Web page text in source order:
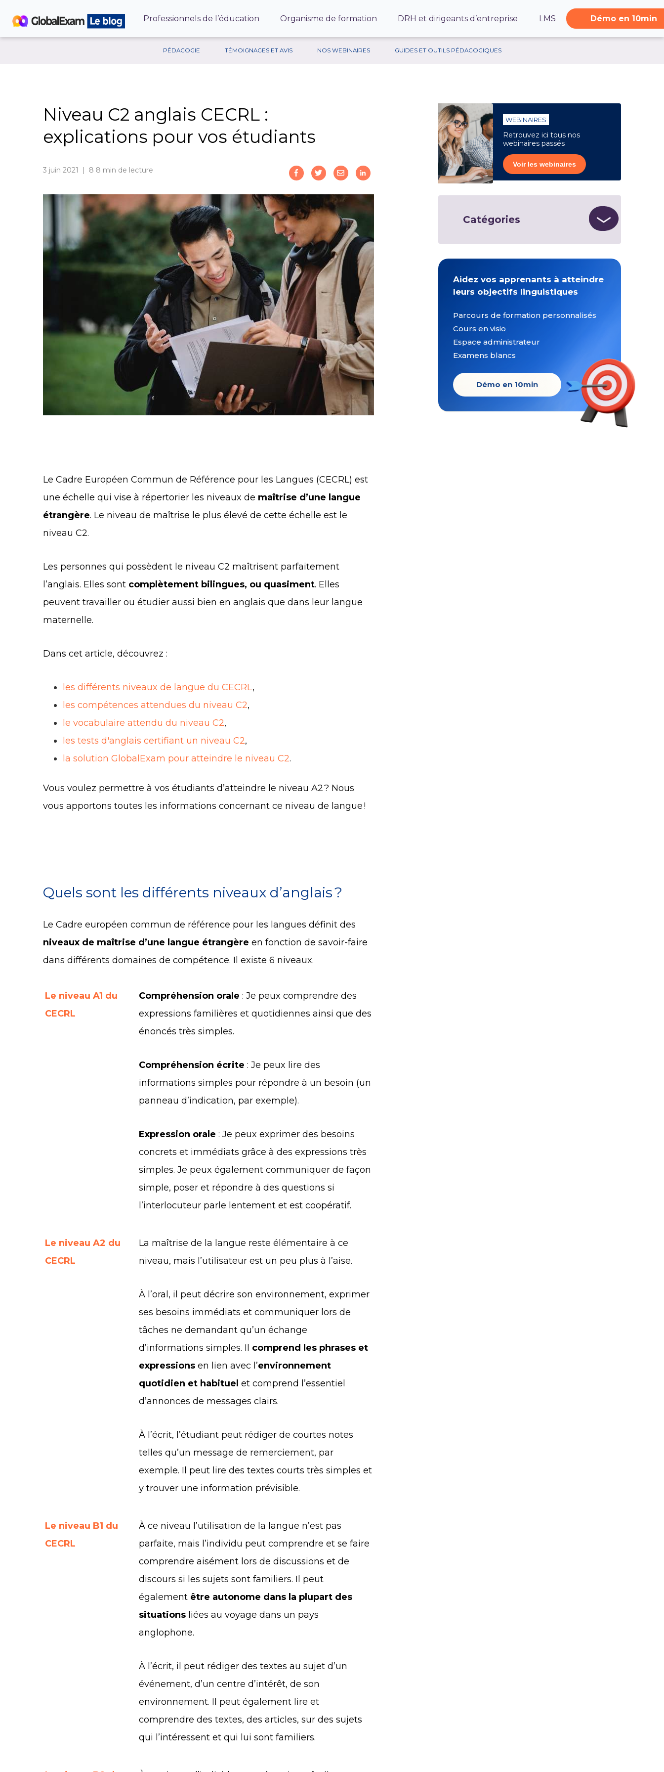
Professionnels de l’éducation Organisme de formation DRH et dirigeants d’entreprise LMS Démo en 10min
PÉDAGOGIE TÉMOIGNAGES ET AVIS NOS WEBINAIRES GUIDES ET OUTILS PÉDAGOGIQUES
Niveau C2 anglais CECRL :
explications pour vos étudiants
3 juin 2021 | 8 8 min de lecture
Le Cadre Européen Commun de Référence pour les Langues (CECRL) est
une échelle qui vise à répertorier les niveaux de maîtrise d’une langue
étrangère. Le niveau de maîtrise le plus élevé de cette échelle est le
niveau C2.
Les personnes qui possèdent le niveau C2 maîtrisent parfaitement
l’anglais. Elles sont complètement bilingues, ou quasiment. Elles
peuvent travailler ou étudier aussi bien en anglais que dans leur langue
maternelle.
Dans cet article, découvrez :
les différents niveaux de langue du CECRL,
les compétences attendues du niveau C2,
le vocabulaire attendu du niveau C2,
les tests d'anglais certifiant un niveau C2,
la solution GlobalExam pour atteindre le niveau C2.
Vous voulez permettre à vos étudiants d’atteindre le niveau A2 ? Nous
vous apportons toutes les informations concernant ce niveau de langue !
Quels sont les différents niveaux d’anglais ?
Le Cadre européen commun de référence pour les langues définit des
niveaux de maîtrise d’une langue étrangère en fonction de savoir-faire
dans différents domaines de compétence. Il existe 6 niveaux.
Le niveau A1 du
CECRL
Compréhension orale : Je peux comprendre des
expressions familières et quotidiennes ainsi que des
énoncés très simples.
Compréhension écrite : Je peux lire des
informations simples pour répondre à un besoin (un
panneau d’indication, par exemple).
Expression orale : Je peux exprimer des besoins
concrets et immédiats grâce à des expressions très
simples. Je peux également communiquer de façon
simple, poser et répondre à des questions si
l’interlocuteur parle lentement et est coopératif.
Le niveau A2 du
CECRL
La maîtrise de la langue reste élémentaire à ce
niveau, mais l’utilisateur est un peu plus à l’aise.
À l’oral, il peut décrire son environnement, exprimer
ses besoins immédiats et communiquer lors de
tâches ne demandant qu’un échange
d’informations simples. Il comprend les phrases et
expressions en lien avec l’environnement
quotidien et habituel et comprend l’essentiel
d’annonces de messages clairs.
À l’écrit, l’étudiant peut rédiger de courtes notes
telles qu’un message de remerciement, par
exemple. Il peut lire des textes courts très simples et
y trouver une information prévisible.
Le niveau B1 du
CECRL
À ce niveau l’utilisation de la langue n’est pas
parfaite, mais l’individu peut comprendre et se faire
comprendre aisément lors de discussions et de
discours si les sujets sont familiers. Il peut
également être autonome dans la plupart des
situations liées au voyage dans un pays
anglophone.
À l’écrit, il peut rédiger des textes au sujet d’un
événement, d’un centre d’intérêt, de son
environnement. Il peut également lire et
comprendre des textes, des articles, sur des sujets
qui l’intéressent et qui lui sont familiers.
WEBINAIRES
Retrouvez ici tous nos
webinaires passés
Voir les webinaires
Catégories
Aidez vos apprenants à atteindre
leurs objectifs linguistiques
Parcours de formation personnalisés
Cours en visio
Espace administrateur
Examens blancs
Démo en 10min